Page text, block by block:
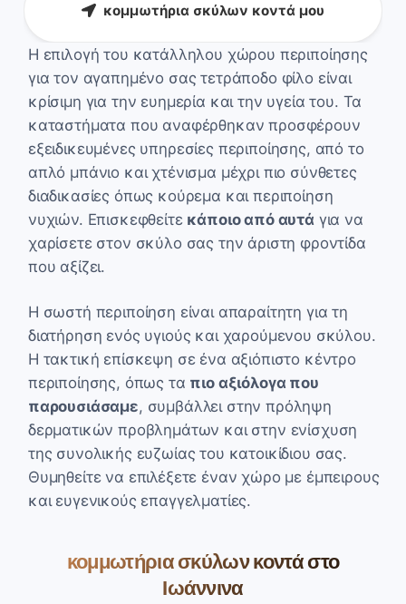
κομμωτήρια σκύλων κοντά μου
Η επιλογή του κατάλληλου χώρου περιποίησης
για τον αγαπημένο σας τετράποδο φίλο είναι
κρίσιμη για την ευημερία και την υγεία του. Τα
καταστήματα που αναφέρθηκαν προσφέρουν
εξειδικευμένες υπηρεσίες περιποίησης, από το
απλό μπάνιο και χτένισμα μέχρι πιο σύνθετες
διαδικασίες όπως κούρεμα και περιποίηση
νυχιών. Επισκεφθείτε κάποιο από αυτάγια να
χαρίσετε στον σκύλο σας την άριστη φροντίδα
που αξίζει.
Η σωστή περιποίηση είναι απαραίτητη για τη
διατήρηση ενός υγιούς και χαρούμενου σκύλου.
Η τακτική επίσκεψη σε ένα αξιόπιστο κέντρο
περιποίησης, όπως τα πιο αξιόλογα που
παρουσιάσαμε, συμβάλλει στην πρόληψη
δερματικών προβλημάτων και στην ενίσχυση
της συνολικής ευζωίας του κατοικίδιου σας.
Θυμηθείτε να επιλέξετε έναν χώρο με έμπειρους
και ευγενικούς επαγγελματίες.
κομμωτήρια σκύλων κοντά στο
Ιωάννινα